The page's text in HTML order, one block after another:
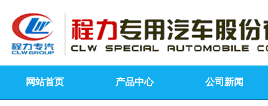
网站首页 产品中心 公司新闻